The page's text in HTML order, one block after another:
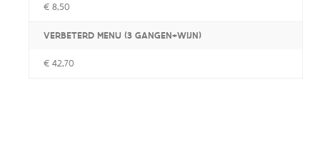
€ 8,50
VERBETERD MENU (3 GANGEN+WIJN)
€ 42,70